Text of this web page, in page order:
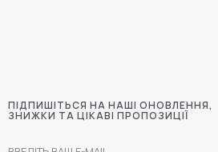
ПІДПИШІТЬСЯ НА НАШІ ОНОВЛЕННЯ,
ЗНИЖКИ ТА ЦІКАВІ ПРОПОЗИЦІЇ